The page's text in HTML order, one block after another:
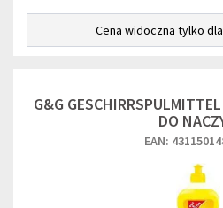
Cena widoczna tylko
G&G
DO
EAN: